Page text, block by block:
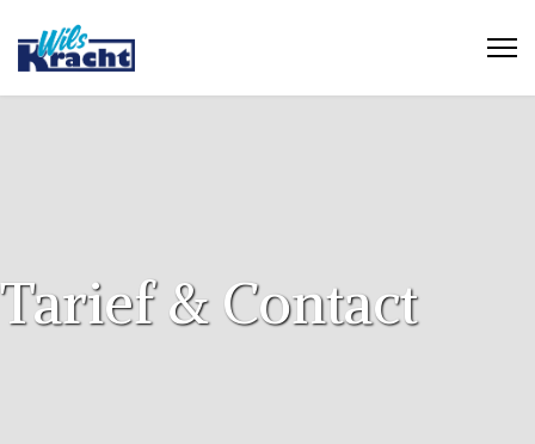
Tarief & Contact